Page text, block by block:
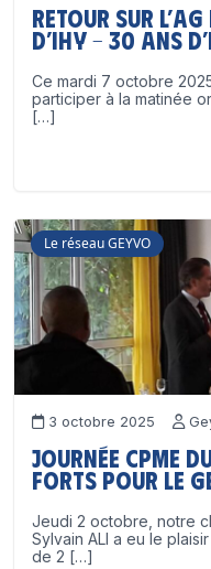
Retour sur
d’IHY – 30 ans
Ce mardi 7 octobre
participer à la matinée
[…]
Le réseau GEYVO
3 octobre 2025
Journée CPME
forts pour le
Jeudi 2 octobre, notre
Sylvain ALI a eu le
de 2 […]